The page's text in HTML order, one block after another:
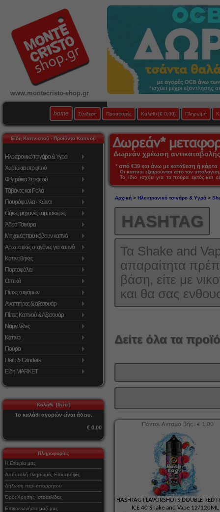
www.montecristo-shop.gr
home Σύνδεση Προσφορές Καλάθι [€ 0,00] Πληρωμή
Είδη Καπνιστού - Προϊόντα Καπνού
Ηλεκτρονικό τσιγάρο & Υγρά
Χαρτάκια στριφτού
Φιλτράκια Στριφτού
Τζιβάνες και Ρολά
Πουρόφυλλα - Κώνοι
Θήκες μηχανές ταμπακιέρες
Άδεια Τσιγάρα
Μηχανές που κόβουν καπνό
Αρωματικές σταγόνες για καπνό
Καπνοθήκες
Πορτοφόλια
Οπτικά
Πίπες τσιγάρων
Αναπτήρες & αξεσουάρ
Πίπες Καπνού & Αξεσουάρ
Ναργιλέδες
Καπνοί
Πούρα
Herb & Grinders
Είδη MARKET
Καλάθι [δείτε]
Το καλάθι αγορών είναι άδειο.
€ 0,00
Πληροφορίες
Η Εταιρία μας
Αποστολή-Πληρωμές-Επιστροφές
Δήλωση περί απορρήτου
Όροι Χρήσης Ιστοσελίδας
Επικοινωνήστε μαζί μας
Δωρεάν χρέωση
* από €39 και άνω με κατάθεση ή
Οι καπνοί εξαιρούνται από τον
Το ίδιο ισχύει για τα πούρα εκτός και
Αρχική> Ηλεκτρονικό τσιγάρο & Υγρά>
HASHTAG
Τα Shake and
απαραίτητα
βάση, είτε με
και θα σας
Δείτε όλα τα
HASHTAG FLAVORSHOTS DOUBLE RED
ICE 40 Shake and Vape 12/120ML
Πόντοι Ανταμοιβής : € 1,00